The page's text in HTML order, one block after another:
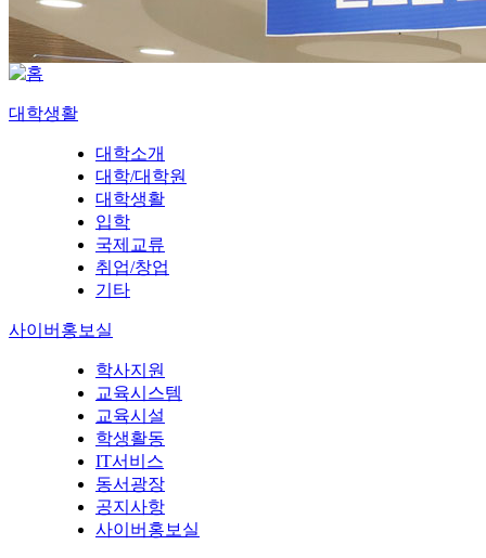
대학생활
대학소개
대학/대학원
대학생활
입학
국제교류
취업/창업
기타
사이버홍보실
학사지원
교육시스템
교육시설
학생활동
IT서비스
동서광장
공지사항
사이버홍보실